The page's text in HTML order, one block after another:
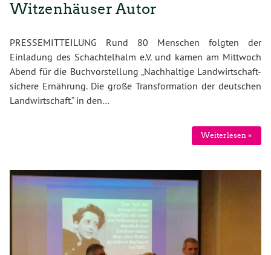
Witzenhäuser Autor
PRESSEMITTEILUNG Rund 80 Menschen folgten der
Einladung des Schachtelhalm e.V. und kamen am Mittwoch
Abend für die Buchvorstellung „Nachhaltige Landwirtschaft-
sichere Ernährung. Die große Transformation der deutschen
Landwirtschaft.“ in den…
Weiterlesen »